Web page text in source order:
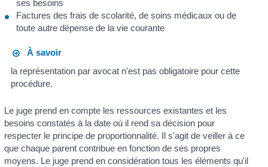
ses besoins
Factures des frais de scolarité, de soins médicaux ou de
toute autre dépense de la vie courante
À savoir
la représentation par avocat n'est pas obligatoire pour cette
procédure.
Le juge prend en compte les ressources existantes et les
besoins constatés à la date où il rend sa décision pour
respecter le principe de proportionnalité. Il s'agit de veiller à ce
que chaque parent contribue en fonction de ses propres
moyens. Le juge prend en considération tous les éléments qu'il